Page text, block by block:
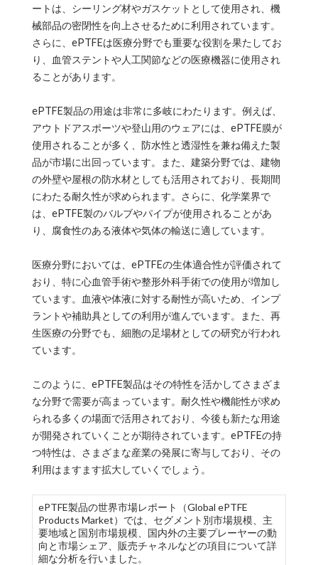
ートは、シーリング材やガスケットとして使用され、機
械部品の密閉性を向上させるために利用されています。
さらに、ePTFEは医療分野でも重要な役割を果たしてお
り、血管ステントや人工関節などの医療機器に使用され
ることがあります。
ePTFE製品の用途は非常に多岐にわたります。例えば、
アウトドアスポーツや登山用のウェアには、ePTFE膜が
使用されることが多く、防水性と透湿性を兼ね備えた製
品が市場に出回っています。また、建築分野では、建物
の外壁や屋根の防水材としても活用されており、長期間
にわたる耐久性が求められます。さらに、化学業界で
は、ePTFE製のバルブやパイプが使用されることがあ
り、腐食性のある液体や気体の輸送に適しています。
医療分野においては、ePTFEの生体適合性が評価されて
おり、特に心血管手術や整形外科手術での使用が増加し
ています。血液や体液に対する耐性が高いため、インプ
ラントや補助具としての利用が進んでいます。また、再
生医療の分野でも、細胞の足場材としての研究が行われ
ています。
このように、ePTFE製品はその特性を活かしてさまざま
な分野で需要が高まっています。耐久性や機能性が求め
られる多くの場面で活用されており、今後も新たな用途
が開発されていくことが期待されています。ePTFEの持
つ特性は、さまざまな産業の発展に寄与しており、その
利用はますます拡大していくでしょう。
ePTFE製品の世界市場レポート（Global ePTFE
Products Market）では、セグメント別市場規模、主
要地域と国別市場規模、国内外の主要プレーヤーの動
向と市場シェア、販売チャネルなどの項目について詳
細な分析を行いました。